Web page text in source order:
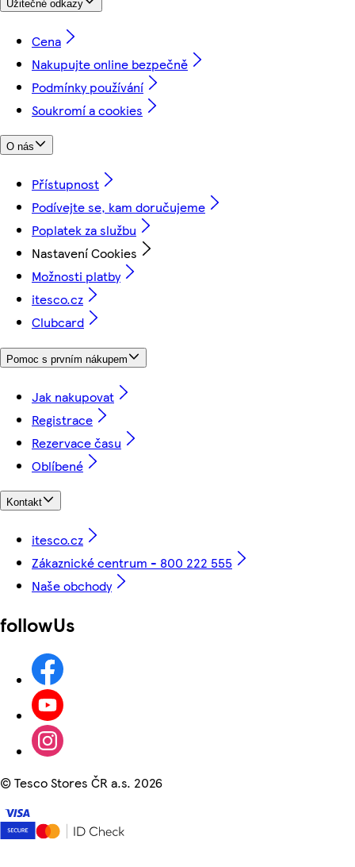
Užitečné odkazy
Cena
Nakupujte online bezpečně
Podmínky používání
Soukromí a cookies
O nás
Přístupnost
Podívejte se, kam doručujeme
Poplatek za službu
Nastavení Cookies
Možnosti platby
itesco.cz
Clubcard
Pomoc s prvním nákupem
Jak nakupovat
Registrace
Rezervace času
Oblíbené
Kontakt
itesco.cz
Zákaznické centrum - 800 222 555
Naše obchody
followUs
©Tesco Stores ČR a.s. 2026